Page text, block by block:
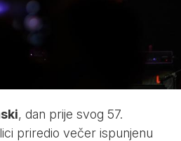
, dan prije svog 57.
priredio večer ispunjenu